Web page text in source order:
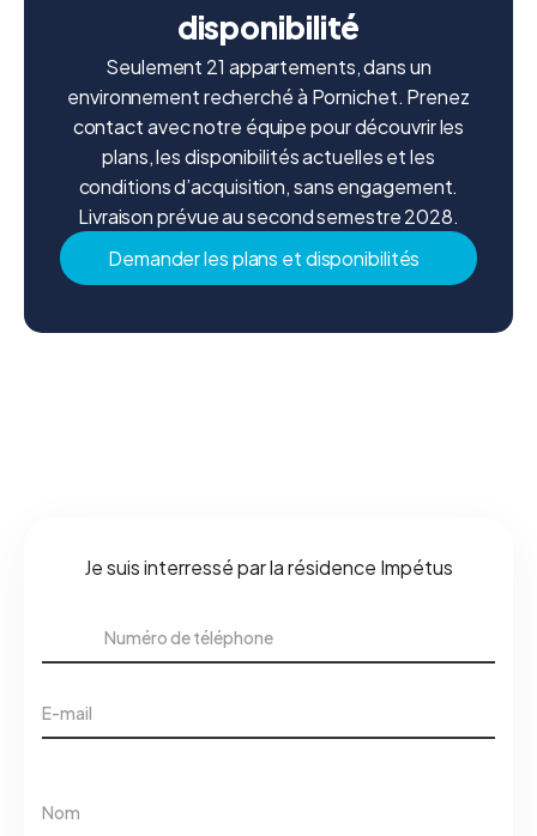
disponibilité
Seulement 21 appartements, dans un
environnement recherché à Pornichet. Prenez
contact avec notre équipe pour découvrir les
plans, les disponibilités actuelles et les
conditions d’acquisition, sans engagement.
Livraison prévue au second semestre 2028.
Demander les plans et disponibilités
Je suis interressé par la résidence Impétus